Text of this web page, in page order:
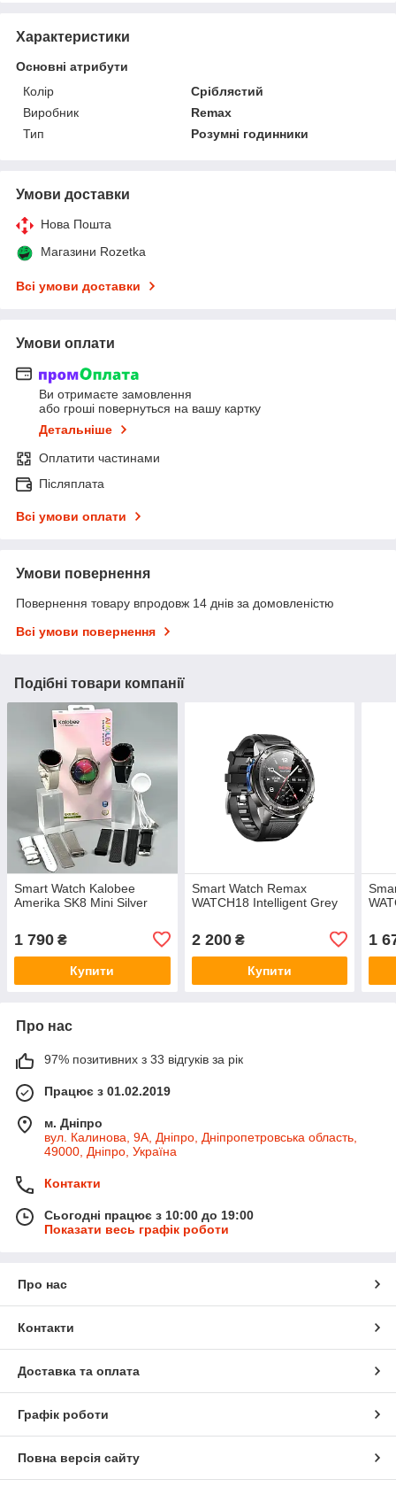
Характеристики
Основні атрибути
Колір
Сріблястий
Виробник
Remax
Тип
Розумні годинники
Умови доставки
Нова Пошта
Магазини Rozetka
Всі умови доставки
Умови оплати
Ви отримаєте замовлення
або гроші повернуться на вашу картку
Детальніше
Оплатити частинами
Післяплата
Всі умови оплати
Умови повернення
Повернення товару впродовж 14 днів за домовленістю
Всі умови повернення
Подібні товари компанії
Smart Watch Kalobee
Amerika SK8 Mini Silver
1 790 ₴
Купити
Smart Watch Remax
WATCH18 Intelligent Grey
2 200₴
Купити
1
Про нас
97% позитивних з 33 відгуків за рік
Працює з 01.02.2019
м. Дніпро
вул. Калинова, 9А, Дніпро, Дніпропетровська область,
49000, Дніпро, Україна
Контакти
Сьогодні працює з 10:00 до 19:00
Показати весь графік роботи
Про нас
Контакти
Доставка та оплата
Графік роботи
Повна версія сайту